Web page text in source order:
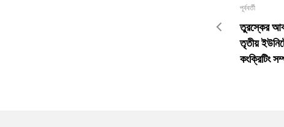
পূর্ববর্তী
তুরস্কের
তৃতীয়
কংক্রিটিং